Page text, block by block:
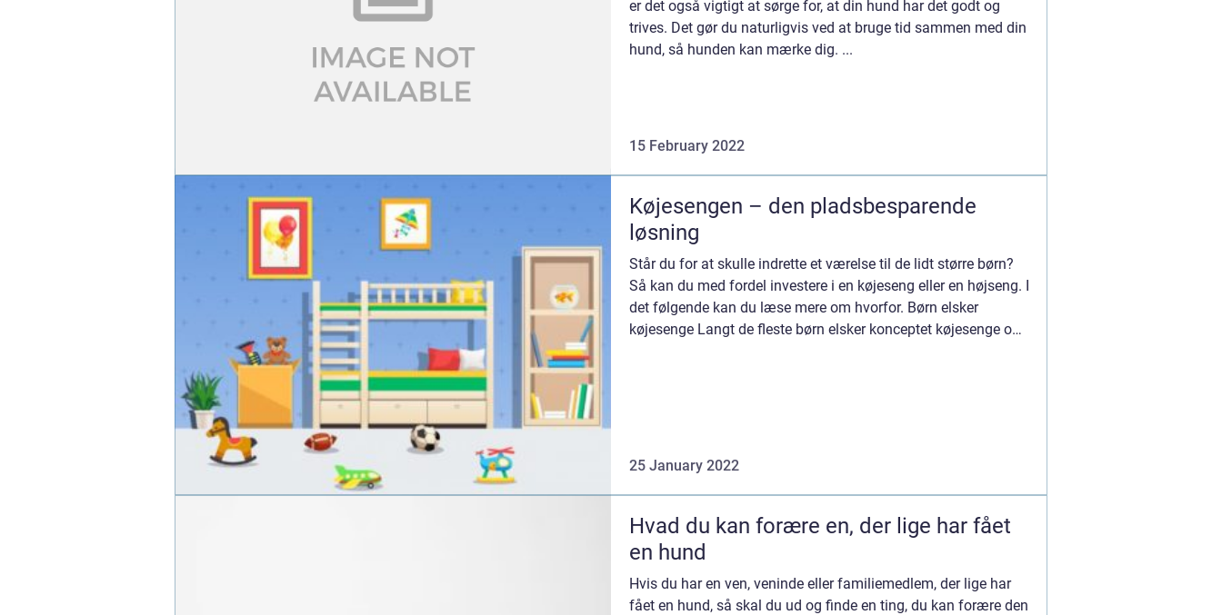
er det også vigtigt at sørge for, at din hund har det godt og
trives. Det gør du naturligvis ved at bruge tid sammen med din
hund, så hunden kan mærke dig. ...
15 February 2022
Køjesengen – den pladsbesparende
løsning
Står du for at skulle indrette et værelse til de lidt større børn?
Så kan du med fordel investere i en køjeseng eller en højseng. I
det følgende kan du læse mere om hvorfor. Børn elsker
køjesenge Langt de fleste børn elsker konceptet køjesenge og
25 January 2022
Hvad du kan forære en, der lige har fået
en hund
Hvis du har en ven, veninde eller familiemedlem, der lige har
fået en hund, så skal du ud og finde en ting, du kan forære den